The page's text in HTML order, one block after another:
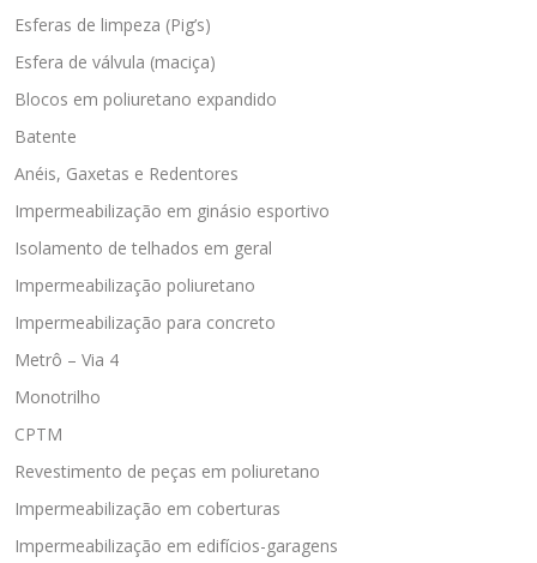
Esferas de limpeza (Pig’s)
Esfera de válvula (maciça)
Blocos em poliuretano expandido
Batente
Anéis, Gaxetas e Redentores
Impermeabilização em ginásio esportivo
Isolamento de telhados em geral
Impermeabilização poliuretano
Impermeabilização para concreto
Metrô – Via 4
Monotrilho
CPTM
Revestimento de peças em poliuretano
Impermeabilização em coberturas
Impermeabilização em edifícios-garagens